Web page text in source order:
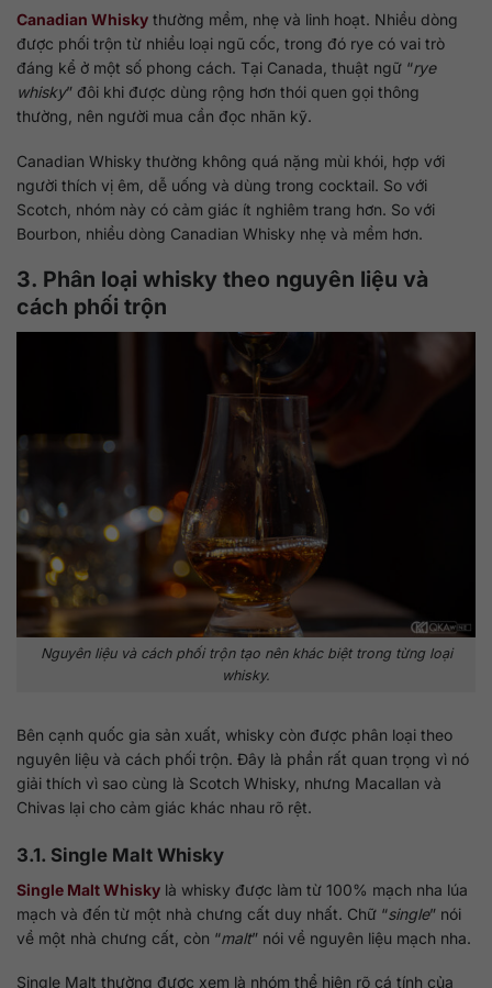
Canadian Whisky thường mềm, nhẹ và linh hoạt. Nhiều dòng
được phối trộn từ nhiều loại ngũ cốc, trong đó rye có vai trò
đáng kể ở một số phong cách. Tại Canada, thuật ngữ “rye
whisky” đôi khi được dùng rộng hơn thói quen gọi thông
thường, nên người mua cần đọc nhãn kỹ.
Canadian Whisky thường không quá nặng mùi khói, hợp với
người thích vị êm, dễ uống và dùng trong cocktail. So với
Scotch, nhóm này có cảm giác ít nghiêm trang hơn. So với
Bourbon, nhiều dòng Canadian Whisky nhẹ và mềm hơn.
3. Phân loại whisky theo nguyên liệu và
cách phối trộn
Nguyên liệu và cách phối trộn tạo nên khác biệt trong từng loại
whisky.
Bên cạnh quốc gia sản xuất, whisky còn được phân loại theo
nguyên liệu và cách phối trộn. Đây là phần rất quan trọng vì nó
giải thích vì sao cùng là Scotch Whisky, nhưng Macallan và
Chivas lại cho cảm giác khác nhau rõ rệt.
3.1. Single Malt Whisky
Single Malt Whisky là whisky được làm từ 100% mạch nha lúa
mạch và đến từ một nhà chưng cất duy nhất. Chữ “single” nói
về một nhà chưng cất, còn “malt” nói về nguyên liệu mạch nha.
Single Malt thường được xem là nhóm thể hiện rõ cá tính của